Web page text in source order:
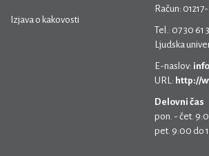
Izjava o kakovosti
Račun:
Tel.: 07 30 61
Ljudska
E-naslov:
URL: http://
Delovni čas
pon. - čet.
pet. 9:00 do